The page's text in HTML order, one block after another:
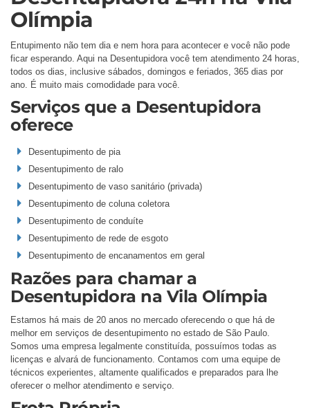
Olímpia
Entupimento não tem dia e nem hora para acontecer e você não pode
ficar esperando. Aqui na Desentupidora você tem atendimento 24 horas,
todos os dias, inclusive sábados, domingos e feriados, 365 dias por
ano. É muito mais comodidade para você.
Serviços que a Desentupidora
oferece
Desentupimento de pia
Desentupimento de ralo
Desentupimento de vaso sanitário (privada)
Desentupimento de coluna coletora
Desentupimento de conduíte
Desentupimento de rede de esgoto
Desentupimento de encanamentos em geral
Razões para chamar a
Desentupidora na Vila Olímpia
Estamos há mais de 20 anos no mercado oferecendo o que há de
melhor em serviços de desentupimento no estado de São Paulo.
Somos uma empresa legalmente constituída, possuímos todas as
licenças e alvará de funcionamento. Contamos com uma equipe de
técnicos experientes, altamente qualificados e preparados para lhe
oferecer o melhor atendimento e serviço.